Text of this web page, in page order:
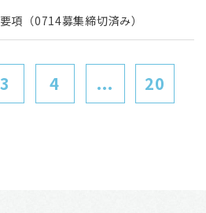
項（0714募集締切済み）
3 4 ... 20